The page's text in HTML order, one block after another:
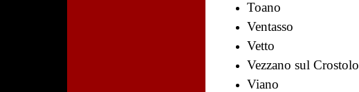
Toano
Ventasso
Vetto
Vezzano sul Crostolo
Viano